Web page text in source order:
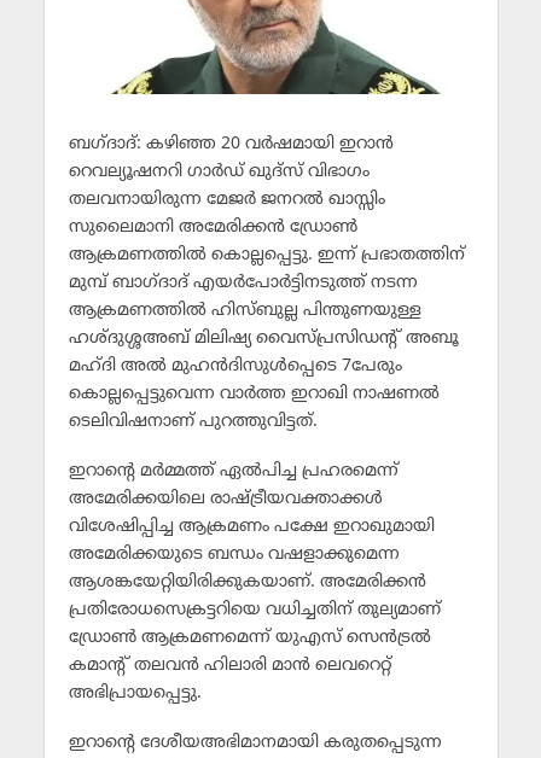
ബഗ്ദാദ്: കഴിഞ്ഞ 20 വര്‍ഷമായി ഇറാന്‍
റെവല്യൂഷനറി ഗാര്‍ഡ് ഖുദ്‌സ് വിഭാഗം
തലവനായിരുന്ന മേജര്‍ ജനറല്‍ ഖാസ്സിം
സുലൈമാനി അമേരിക്കന്‍ ഡ്രോണ്‍
ആക്രമണത്തില്‍ കൊല്ലപ്പെട്ടു. ഇന്ന് പ്രഭാതത്തിന്
മുമ്പ് ബാഗ്ദാദ് എയര്‍പോര്‍ട്ടിനടുത്ത് നടന്ന
ആക്രമണത്തില്‍ ഹിസ്ബുല്ല പിന്തുണയുള്ള
ഹശ്ദുശ്ശഅബ് മിലിഷ്യ വൈസ്പ്രസിഡന്റ് അബൂ
മഹ്ദി അല്‍ മുഹന്‍ദിസുള്‍പ്പെടെ 7പേരും
കൊല്ലപ്പെട്ടുവെന്ന വാര്‍ത്ത ഇറാഖി നാഷണല്‍
ടെലിവിഷനാണ് പുറത്തുവിട്ടത്.
ഇറാന്റെ മര്‍മ്മത്ത് ഏല്‍പിച്ച പ്രഹരമെന്ന്
അമേരിക്കയിലെ രാഷ്ട്രീയവക്താക്കള്‍
വിശേഷിപ്പിച്ച ആക്രമണം പക്ഷേ ഇറാഖുമായി
അമേരിക്കയുടെ ബന്ധം വഷളാക്കുമെന്ന
ആശങ്കയേറ്റിയിരിക്കുകയാണ്. അമേരിക്കന്‍
പ്രതിരോധസെക്രട്ടറിയെ വധിച്ചതിന് തുല്യമാണ്
ഡ്രോണ്‍ ആക്രമണമെന്ന് യുഎസ് സെന്‍ട്രല്‍
കമാന്റ് തലവന്‍ ഹിലാരി മാന്‍ ലെവറെറ്റ്
അഭിപ്രായപ്പെട്ടു.
ഇറാന്റെ ദേശീയഅഭിമാനമായി കരുതപ്പെടുന്ന